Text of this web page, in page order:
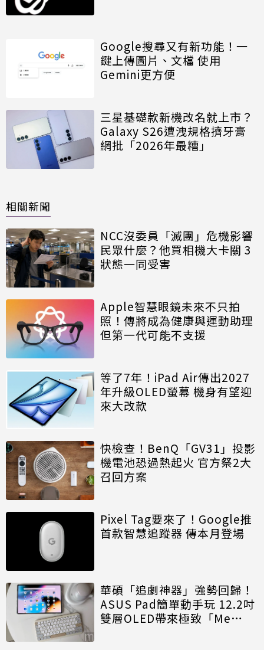
Google搜尋又有新功能！一
鍵上傳圖片、文檔 使用
Gemini更方便
三星基礎款新機改名就上市？
Galaxy S26遭洩規格擠牙膏
網批「2026年最糟」
相關新聞
NCC沒委員「滅團」危機影響
民眾什麼？他買相機大卡關 3
狀態一同受害
Apple智慧眼鏡未來不只拍
照！傳將成為健康與運動助理
但第一代可能不支援
等了7年！iPad Air傳出2027
年升級OLED螢幕 機身有望迎
來大改款
快檢查！BenQ「GV31」投影
機電池恐過熱起火 官方祭2大
召回方案
Pixel Tag要來了！Google推
首款智慧追蹤器 傳本月登場
華碩「追劇神器」強勢回歸！
ASUS Pad簡單動手玩 12.2吋
雙層OLED帶來極致「Me